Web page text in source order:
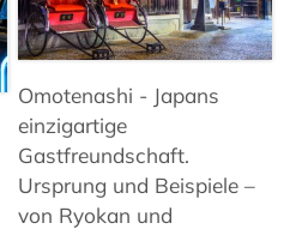
Omotenashi - Japans
einzigartige
Gastfreundschaft.
Ursprung und Beispiele –
von Ryokan und